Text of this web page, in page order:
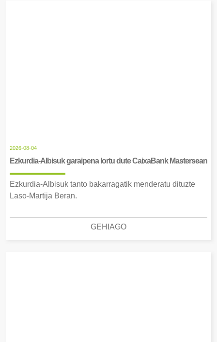
2026-08-04
Ezkurdia-Albisuk garaipena lortu dute CaixaBank Mastersean
Ezkurdia-Albisuk tanto bakarragatik menderatu dituzte
Laso-Martija Beran.
GEHIAGO